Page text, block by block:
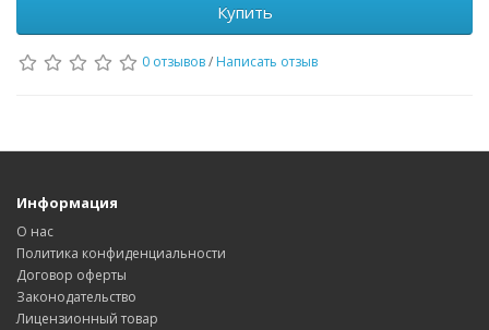
Купить
0 отзывов/ Написать отзыв
Информация
О нас
Политика конфиденциальности
Договор оферты
Законодательство
Лицензионный товар